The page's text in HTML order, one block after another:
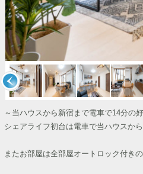
～当ハウスから新宿まで電車で14分の
シェアライフ初台は電車で当ハウスか
またお部屋は全部屋オートロック付き